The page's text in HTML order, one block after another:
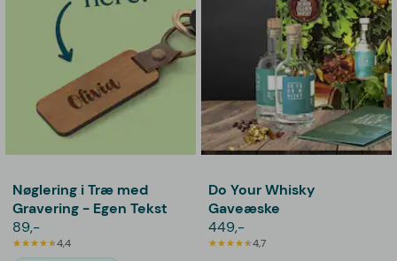
Nøglering i Træ med
Gravering - Egen Tekst
89,-
4,4
Do Your Whisky
Gaveæske
449,-
4,7